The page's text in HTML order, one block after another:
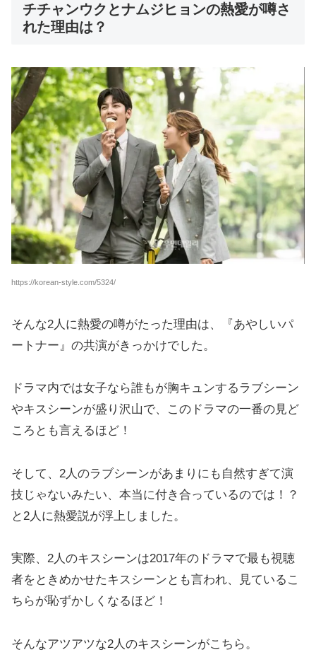
チチャンウクとナムジヒョンの熱愛が噂さ
れた理由は？
https://korean-style.com/5324/
そんな2人に熱愛の噂がたった理由は、『あやしいパ
ートナー』の共演がきっかけでした。
ドラマ内では女子なら誰もが胸キュンするラブシーン
やキスシーンが盛り沢山で、このドラマの一番の見ど
ころとも言えるほど！
そして、2人のラブシーンがあまりにも自然すぎて演
技じゃないみたい、本当に付き合っているのでは！？
と2人に熱愛説が浮上しました。
実際、2人のキスシーンは2017年のドラマで最も視聴
者をときめかせたキスシーンとも言われ、見ているこ
ちらが恥ずかしくなるほど！
そんなアツアツな2人のキスシーンがこちら。